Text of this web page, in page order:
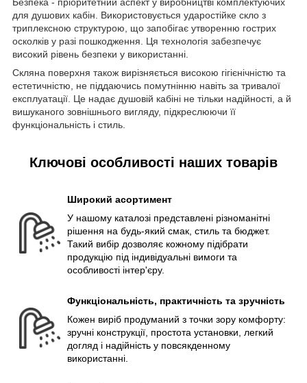
Безпека - пріоритетний аспект у виробництві комплектуючих
для душових кабін. Використовується ударостійке скло з
триплексною структурою, що запобігає утворенню гострих
осколків у разі пошкодження. Ця технологія забезпечує
високий рівень безпеки у використанні.
Скляна поверхня також вирізняється високою гігієнічністю та
естетичністю, не піддаючись помутнінню навіть за тривалої
експлуатації. Це надає душовій кабіні не тільки надійності, а й
вишуканого зовнішнього вигляду, підкреслюючи її
функціональність і стиль.
Ключові особливості наших товарів
Широкий асортимент
У нашому каталозі представлені різноманітні
рішення на будь-який смак, стиль та бюджет.
Такий вибір дозволяє кожному підібрати
продукцію під індивідуальні вимоги та
особливості інтер'єру.
Функціональність, практичність та зручність
Кожен виріб продуманий з точки зору комфорту:
зручні конструкції, простота установки, легкий
догляд і надійність у повсякденному
використанні.